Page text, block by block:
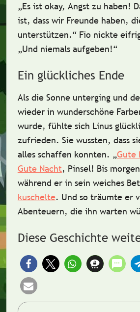
„Es ist okay, Angst zu haben!
ist, dass wir Freunde haben,
unterstützen.“Fio nickte
„Und niemals aufgeben!“
Ein glückliches Ende
Als die Sonne unterging und
wieder in wunderschöne
wurde, fühlte sich Linus
zufrieden. Sie wussten, dass
alles schaffen konnten. „Gute
Gute Nacht, Pinsel! Bis
während er in sein weiches
kuschelte. Und so träumte er
Abenteuern, die ihn warten
Diese Geschichte